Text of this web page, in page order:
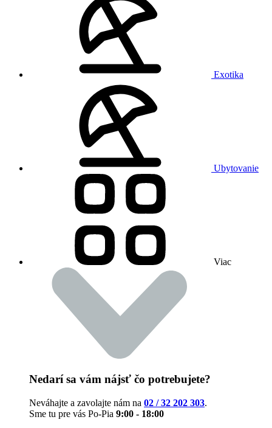
Exotika
Ubytovanie
Viac
Nedarí sa vám nájsť čo potrebujete?
Neváhajte a zavolajte nám na 02 / 32 202 303.
Sme tu pre vás Po-Pia 9:00 - 18:00